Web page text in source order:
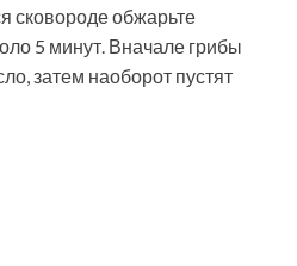
сковороде обжарьте
5 минут. Вначале грибы
затем наоборот пустят